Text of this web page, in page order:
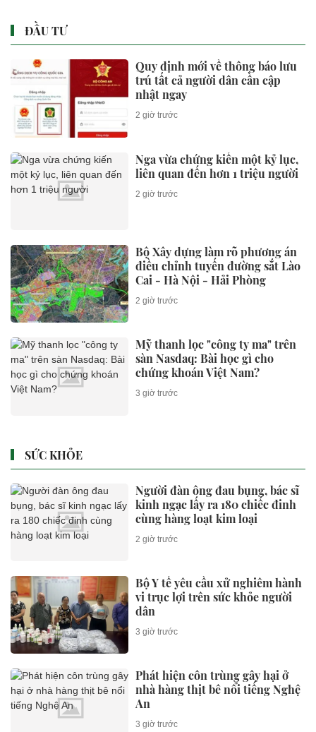
ĐẦU TƯ
Quy định mới về thông báo lưu
trú tất cả người dân cần cập
nhật ngay
2 giờ trước
Nga vừa chứng kiến một kỷ lục,
liên quan đến hơn 1 triệu người
2 giờ trước
Bộ Xây dựng làm rõ phương án
điều chỉnh tuyến đường sắt Lào
Cai - Hà Nội - Hải Phòng
2 giờ trước
Mỹ thanh lọc "công ty ma" trên
sàn Nasdaq: Bài học gì cho
chứng khoán Việt Nam?
3 giờ trước
SỨC KHỎE
Người đàn ông đau bụng, bác sĩ
kinh ngạc lấy ra 180 chiếc đinh
cùng hàng loạt kim loại
2 giờ trước
Bộ Y tế yêu cầu xử nghiêm hành
vi trục lợi trên sức khỏe người
dân
3 giờ trước
Phát hiện côn trùng gây hại ở
nhà hàng thịt bê nổi tiếng Nghệ
An
3 giờ trước